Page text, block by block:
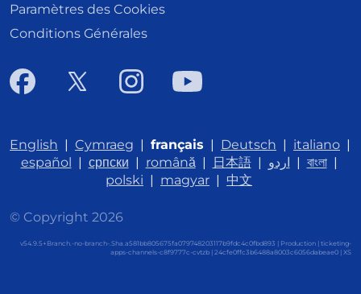
Paramètres des Cookies
Conditions Générales
English | Cymraeg | français | Deutsch | italiano |
español | српски | română| 日本語| اردو | বাংলা|
polski | magyar | 中文
© Copyright 2026
v54.9.5+Branch.-no-branch-.Sha.a581bb805675fa079748203117b9fdc4c0fbd893 | Production | ticketing-
apps-channels-c8f9777c-cvtzb | 24cfe0ffc3b6488a8003c6056dabeae0 | XS